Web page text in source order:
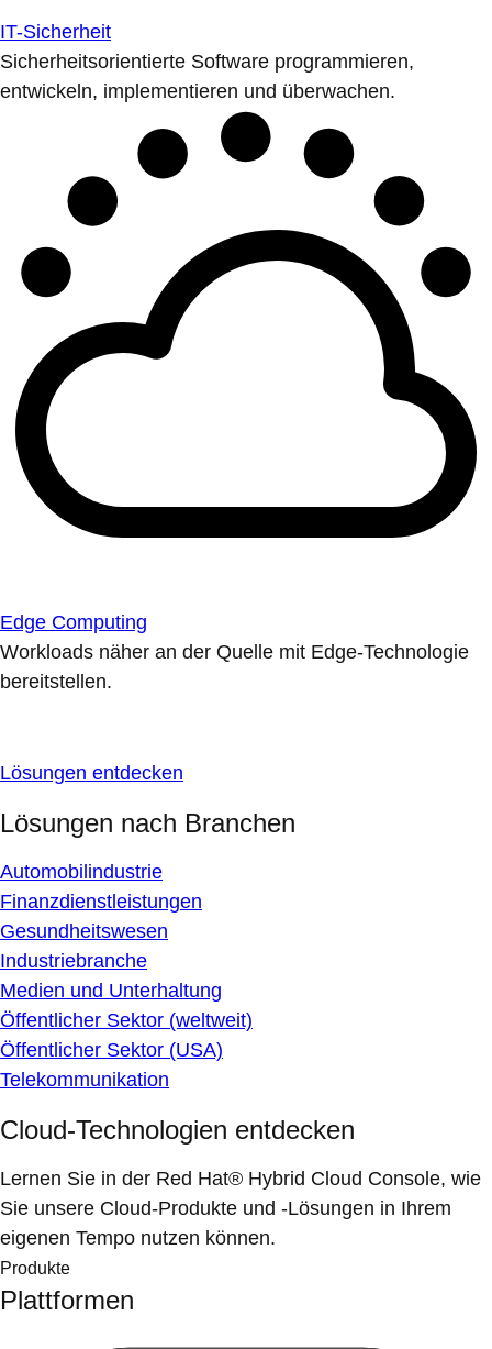
IT-Sicherheit
Sicherheitsorientierte Software programmieren,
entwickeln, implementieren und überwachen.
Edge Computing
Workloads näher an der Quelle mit Edge-Technologie
bereitstellen.
Lösungen entdecken
Lösungen nach Branchen
Automobilindustrie
Finanzdienstleistungen
Gesundheitswesen
Industriebranche
Medien und Unterhaltung
Öffentlicher Sektor (weltweit)
Öffentlicher Sektor (USA)
Telekommunikation
Cloud-Technologien entdecken
Lernen Sie in der Red Hat® Hybrid Cloud Console, wie
Sie unsere Cloud-Produkte und -Lösungen in Ihrem
eigenen Tempo nutzen können.
Produkte
Plattformen